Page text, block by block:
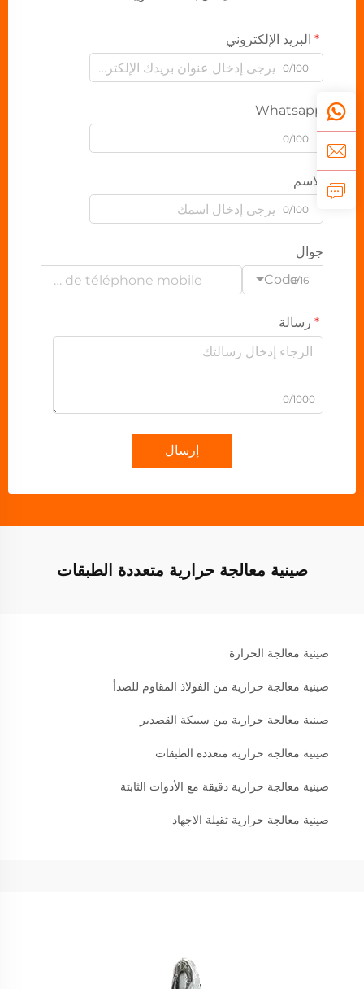
البريد الإلكتروني
0/100
Whatsapp
0/100
الاسم
0/100
جوال
Code0/16
رسالة
0/1000
إرسال
صينية معالجة حرارية متعددة الطبقات
صينية معالجة الحرارة
صينية معالجة حرارية من الفولاذ المقاوم للصدأ
صينية معالجة حرارية من سبيكة القصدير
صينية معالجة حرارية متعددة الطبقات
صينية معالجة حرارية دقيقة مع الأدوات الثابتة
صينية معالجة حرارية ثقيلة الاجهاد